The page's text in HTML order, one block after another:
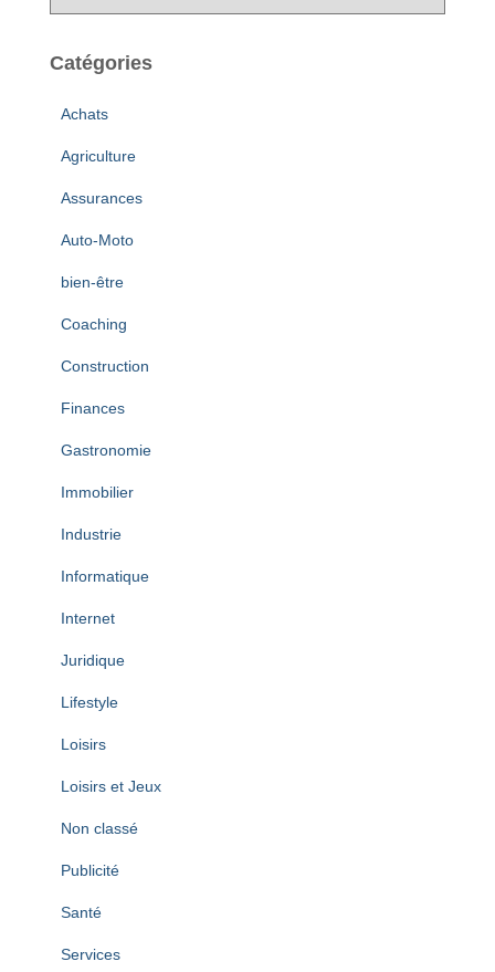
h
Catégories
Achats
Agriculture
Assurances
Auto-Moto
bien-être
Coaching
Construction
Finances
Gastronomie
Immobilier
Industrie
Informatique
Internet
Juridique
Lifestyle
Loisirs
Loisirs et Jeux
Non classé
Publicité
Santé
Services